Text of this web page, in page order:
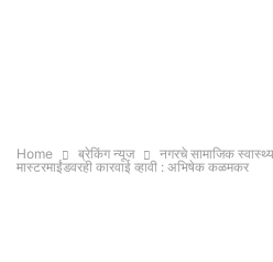
Home ब्रेकिंग न्यूज
नगरचे सामाजिक
मास्टरमाईंडवरही कारवाई व्हावी : अभिषेक कळमकर